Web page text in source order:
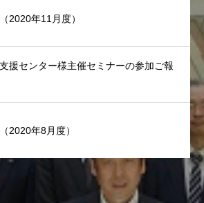
2020年11月度）
援センター様主催セミナーの参加ご報
2020年8月度）